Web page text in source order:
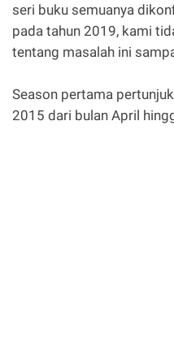
seri buku semuanya
pada tahun 2019, kami
tentang masalah ini
Season pertama
2015 dari bulan April